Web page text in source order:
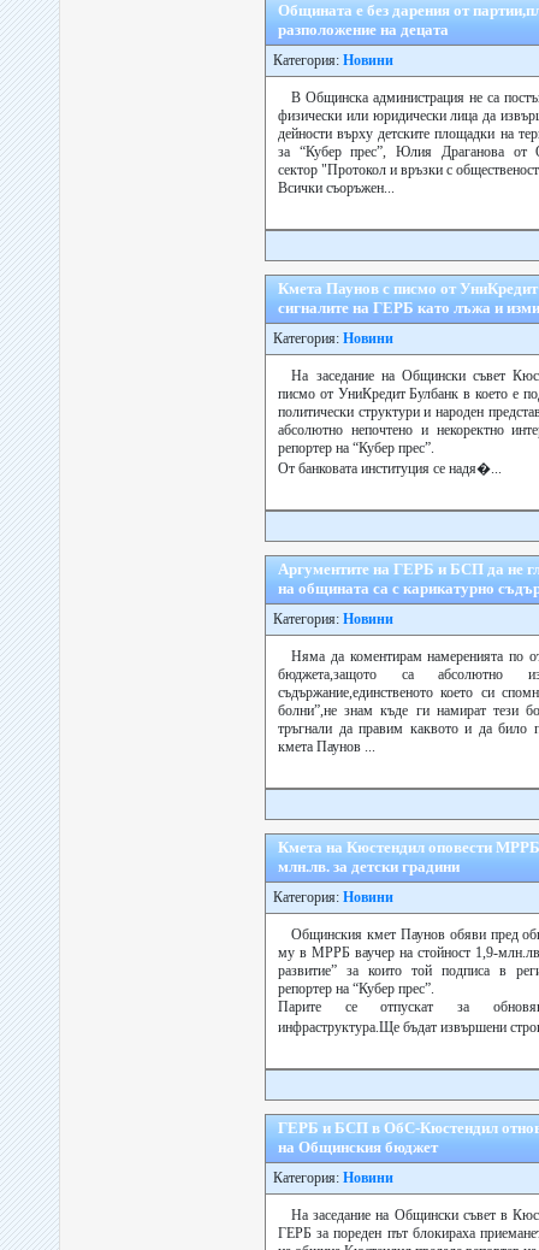
Общината е без дарения от
разположение на децата
Категория: Новини
В Общинска администрация не са
физически или юридически лица да
дейности върху детските площадки на
за “Кубер прес”, Юлия Драганова от
сектор "Протокол и връзки с
Всички съоръжен...
Кмета Паунов с писмо от
сигналите на ГЕРБ като лъжа и
Категория: Новини
На заседание на Общински съвет
писмо от УниКредит Булбанк в което е
политически структури и народен
абсолютно непочтено и некоректно
репортер на “Кубер прес”.
От банковата институция се надя�...
Аргументите на ГЕРБ и БСП да не
на общината са с карикатурно
Категория: Новини
Няма да коментирам намеренията по
бюджета,защото са абсолютно
съдържание,единственото което си
болни”,не знам къде ги намират тези
тръгнали да правим каквото и да било
кмета Паунов ...
Кмета на Кюстендил оповести
млн.лв. за детски градини
Категория: Новини
Общинския кмет Паунов обяви пред
му в МРРБ ваучер на стойност 1,9-
развитие” за които той подписа в
репортер на “Кубер прес”.
Парите се отпускат за
инфраструктура.Ще бъдат извършени
ГЕРБ и БСП в ОбС-Кюстендил
на Общинския бюджет
Категория: Новини
На заседание на Общински съвет в
ГЕРБ за пореден път блокираха